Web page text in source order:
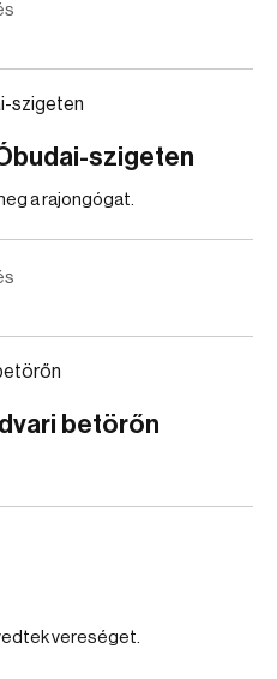
szigeten
a rajongógat.
betörőn
vereséget.